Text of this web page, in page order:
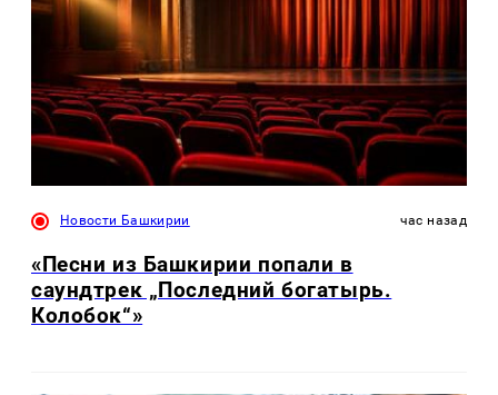
Новости Башкирии час назад
«Песни из Башкирии попали в
саундтрек „Последний богатырь.
Колобок“»